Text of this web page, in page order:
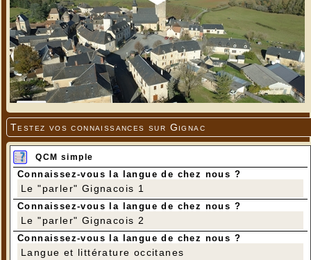
Testez vos connaissances sur Gignac
QCM simple
Connaissez-vous la langue de chez nous ?
Le "parler" Gignacois 1
Connaissez-vous la langue de chez nous ?
Le "parler" Gignacois 2
Connaissez-vous la langue de chez nous ?
Langue et littérature occitanes